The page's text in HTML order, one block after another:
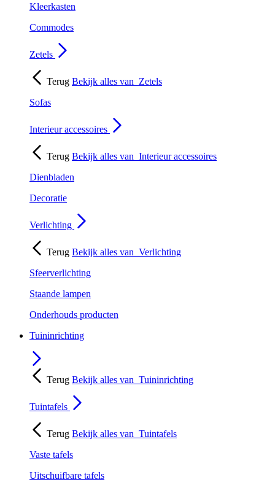
Kleerkasten
Commodes
Zetels
Terug Bekijk alles van Zetels
Sofas
Interieur accessoires
Terug Bekijk alles van Interieur accessoires
Dienbladen
Decoratie
Verlichting
Terug Bekijk alles van Verlichting
Sfeerverlichting
Staande lampen
Onderhouds producten
Tuininrichting
Terug Bekijk alles van Tuininrichting
Tuintafels
Terug Bekijk alles van Tuintafels
Vaste tafels
Uitschuifbare tafels